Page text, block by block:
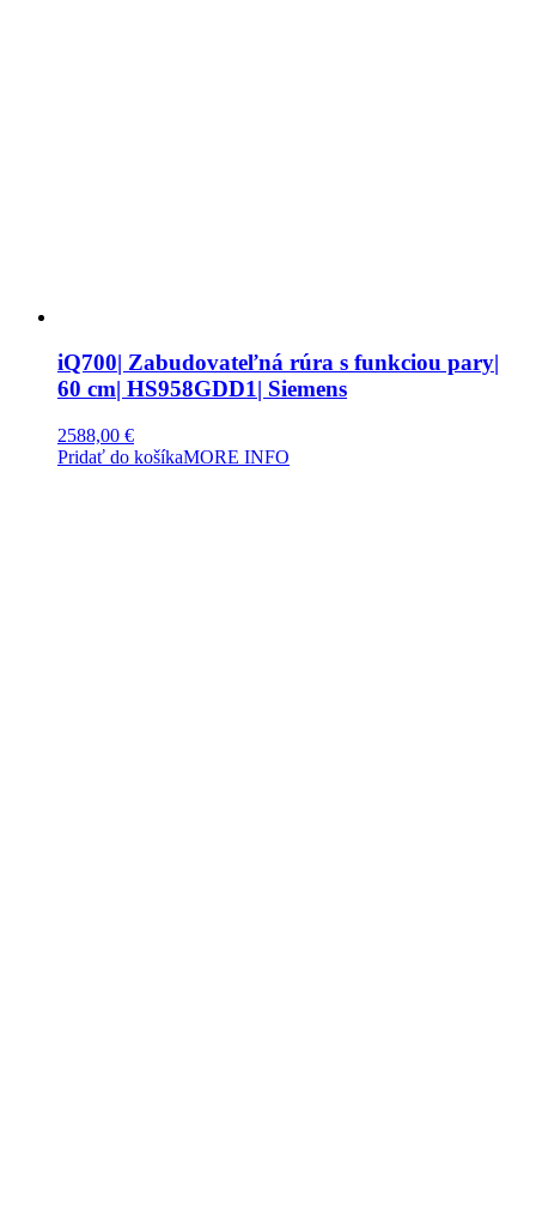
iQ700| Zabudovateľná rúra s funkciou pary|
60 cm| HS958GDD1| Siemens
2588,00 €
Pridať do košíkaMORE INFO